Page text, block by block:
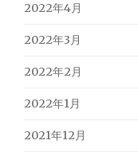
2022年4月
2022年3月
2022年2月
2022年1月
2021年12月